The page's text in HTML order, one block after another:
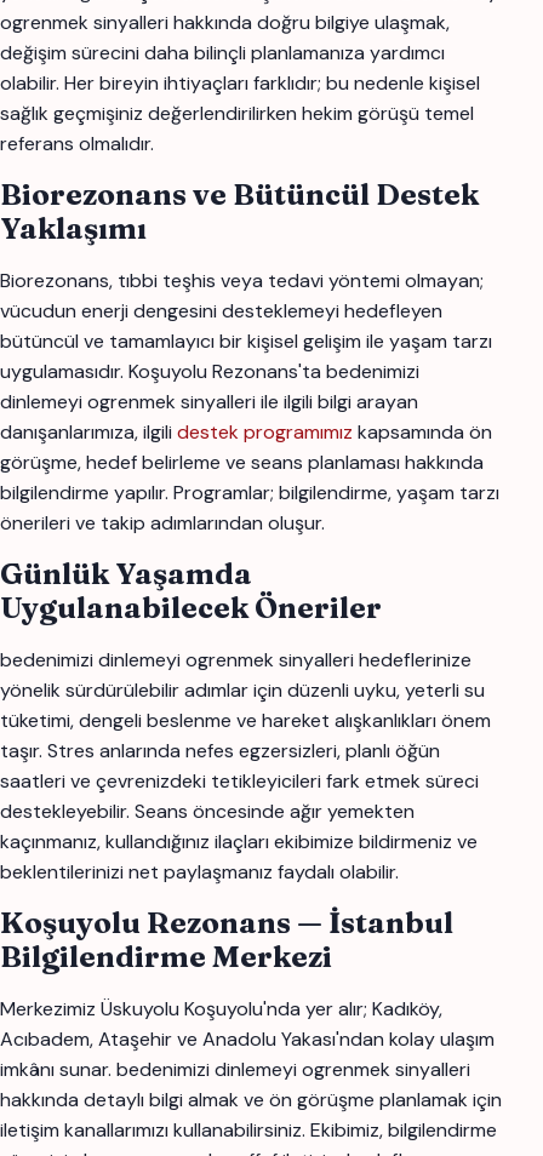
ogrenmek sinyalleri hakkında doğru bilgiye ulaşmak,
değişim sürecini daha bilinçli planlamanıza yardımcı
olabilir. Her bireyin ihtiyaçları farklıdır; bu nedenle kişisel
sağlık geçmişiniz değerlendirilirken hekim görüşü temel
referans olmalıdır.
Biorezonans ve Bütüncül Destek
Yaklaşımı
Biorezonans, tıbbi teşhis veya tedavi yöntemi olmayan;
vücudun enerji dengesini desteklemeyi hedefleyen
bütüncül ve tamamlayıcı bir kişisel gelişim ile yaşam tarzı
uygulamasıdır. Koşuyolu Rezonans'ta bedenimizi
dinlemeyi ogrenmek sinyalleri ile ilgili bilgi arayan
danışanlarımıza, ilgili destek programımız kapsamında ön
görüşme, hedef belirleme ve seans planlaması hakkında
bilgilendirme yapılır. Programlar; bilgilendirme, yaşam tarzı
önerileri ve takip adımlarından oluşur.
Günlük Yaşamda
Uygulanabilecek Öneriler
bedenimizi dinlemeyi ogrenmek sinyalleri hedeflerinize
yönelik sürdürülebilir adımlar için düzenli uyku, yeterli su
tüketimi, dengeli beslenme ve hareket alışkanlıkları önem
taşır. Stres anlarında nefes egzersizleri, planlı öğün
saatleri ve çevrenizdeki tetikleyicileri fark etmek süreci
destekleyebilir. Seans öncesinde ağır yemekten
kaçınmanız, kullandığınız ilaçları ekibimize bildirmeniz ve
beklentilerinizi net paylaşmanız faydalı olabilir.
Koşuyolu Rezonans — İstanbul
Bilgilendirme Merkezi
Merkezimiz Üskuyolu Koşuyolu'nda yer alır; Kadıköy,
Acıbadem, Ataşehir ve Anadolu Yakası'ndan kolay ulaşım
imkânı sunar. bedenimizi dinlemeyi ogrenmek sinyalleri
hakkında detaylı bilgi almak ve ön görüşme planlamak için
iletişim kanallarımızı kullanabilirsiniz. Ekibimiz, bilgilendirme